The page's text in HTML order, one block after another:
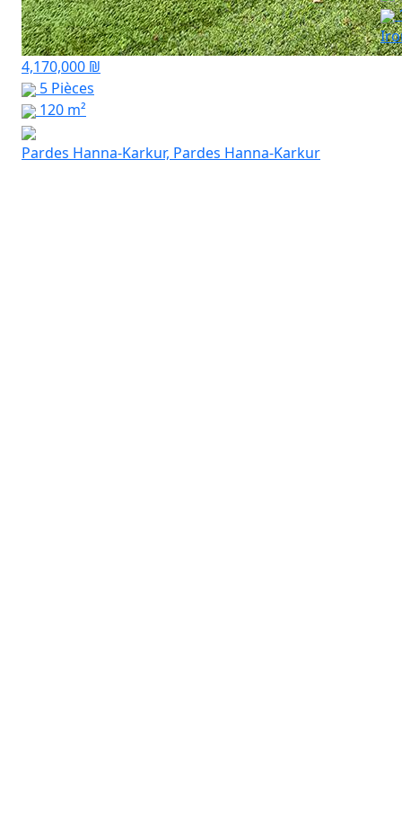
4,170,000 ₪
5 Pièces
120 m²
Pardes Hanna-Karkur, Pardes Hanna-Karkur